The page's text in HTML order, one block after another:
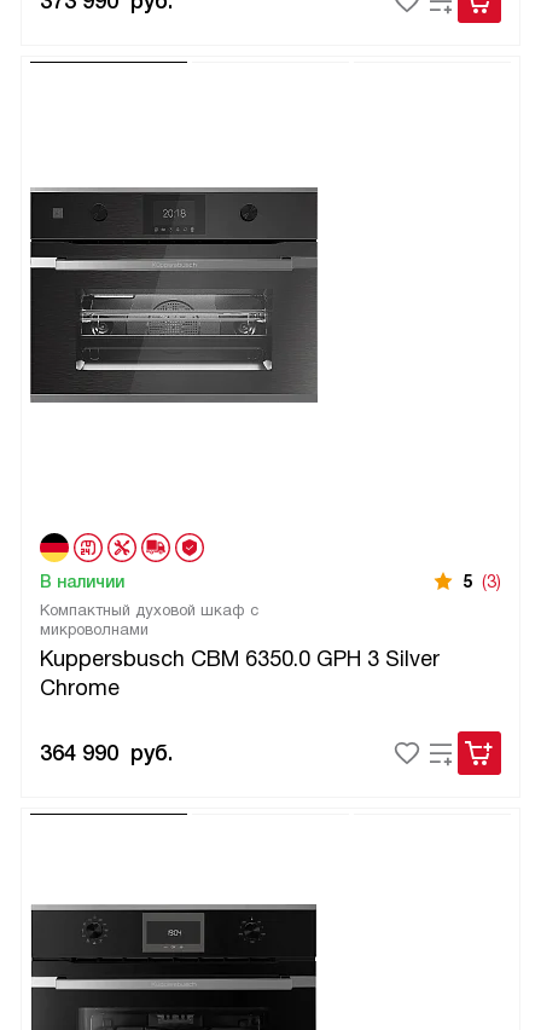
Компактный духовой шкаф с
микроволнами
Kuppersbusch CBM 6350.0 GPH 3 Silver
Chrome
В наличии 5 (3)
364 990 руб.